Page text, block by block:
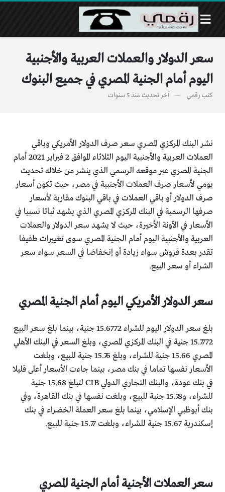
سعر الدولار والعملات العربية والأجنبية
اليوم أمام الجنية المصري في جميع البنوك
كتب رقمي آخر تحديث منذ 5 سنوات
نشر البنك المركزي المصري سعر صرف الدولار الأمريكي وباقي
العملات العربية والأجنبية اليوم الثلاثاء الموافق 2 فبراير 2021 أمام
الجنية المصري عبر موقعه الرسمي الذي ينشر من خلاله تحديث
يومي لأسعار صرف العملات الأجنبية في مصر، حيث تكون أسعار
صرف الدولار أو باقي العملات في باقي البنوك مقاربة لأسعار
صرفها الرسمية في البنك المركزي المصري الذي يشهد ثباتا نسبيا في
الأسعار في الآونة الأخيرة، حيث لا يشهد سعر الدولار والعملات
العربية والأجنبية اليوم أمام الجنية المصري سوى تغييرات طفيفا
تقدر بعدة قروش سواء زيادة أو إنخفاضا في السعر سواء سعر
الشراء أو سعر البيع.
سعر الدولار الأمريكي اليوم أمام الجنية المصري
بلغ سعر الدولار اليوم للشراء 15.6772 جنية، بينما بلغ سعر البيع
15.7772 جنية في البنك المركزي المصري، وبلغ السعر في البنك الأهلي
المصري 15.66 جنية للشراء، وبلغ 15.76 جنية للبيع، وبلغت
الأسعار نفسها تماما في بنك مصر، بينما جاءت الأسعار أعلى قليلا
في بنك عودة، والبنك التجاري الدولي CIB لتبلغ 15.68 جنية
للشراء، و15.78 جنبة للبيع، وبلغت نفسها في بنك القاهرة، وفي
بنك أبوظبي الإسلامي، بينما بلغ سعر العملة الخضراء في بنك
إسكندرية 15.67 جنية للشراء، وبلغت 15.77 جنية للبيع.
سعر العملات الأجنية أمام الجنية المصري